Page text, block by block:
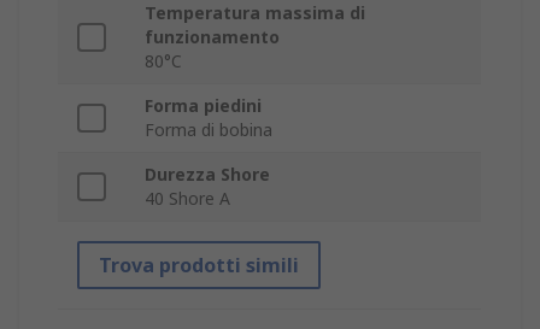
Temperatura massima di
funzionamento
80°C
Forma piedini
Forma di bobina
Durezza Shore
40 Shore A
Trova prodotti simili